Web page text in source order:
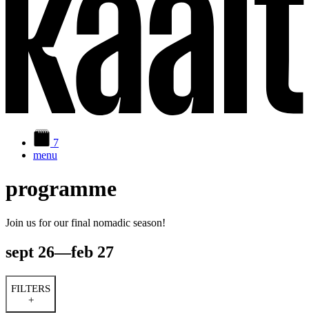
7
menu
programme
Join us for our final nomadic season!
sept 26—feb 27
FILTERS
+